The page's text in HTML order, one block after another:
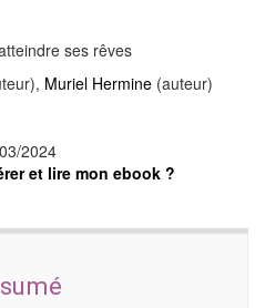
ses rêves
Muriel Hermine(auteur)
2024
et lire mon ebook ?